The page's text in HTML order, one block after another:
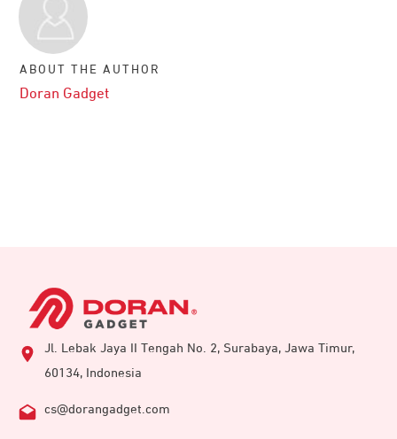
ABOUT THE AUTHOR
Doran Gadget
Jl. Lebak Jaya II Tengah No. 2, Surabaya, Jawa Timur,
60134, Indonesia
cs@dorangadget.com